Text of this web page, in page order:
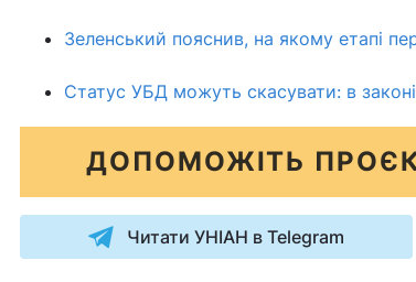
Зеленський пояснив, на якому етапі
Статус УБД можуть скасувати: в
ДОПОМОЖІТЬ
Читати УНІАН в Telegram